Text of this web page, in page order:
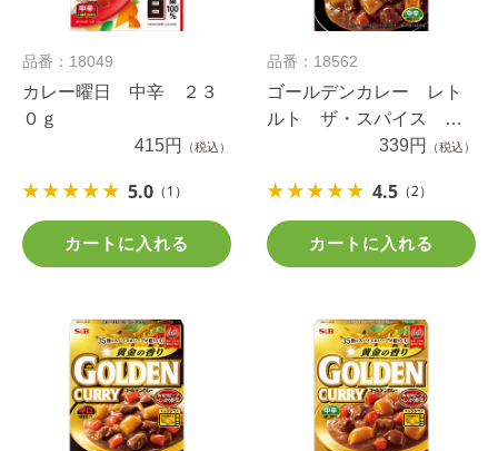
品番：18049
カレー曜日 中辛 ２３
０ｇ
415円
（税込）
5.0 （1）
カートに入れる
品番：18562
ゴールデンカレー レト
ルト ザ・スパイス 中
339円 （税込）
4.5 （2）
カートに入れる